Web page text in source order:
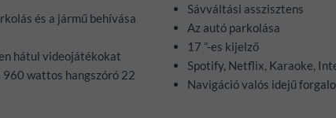
és a jármű behívása
hátul videojátékokat
wattos hangszóró 22
Sávváltási asszisztens
Az autó parkolása
17 ”-es kijelző
Spotify, Netflix, Karaoke,
Navigáció valós idejű